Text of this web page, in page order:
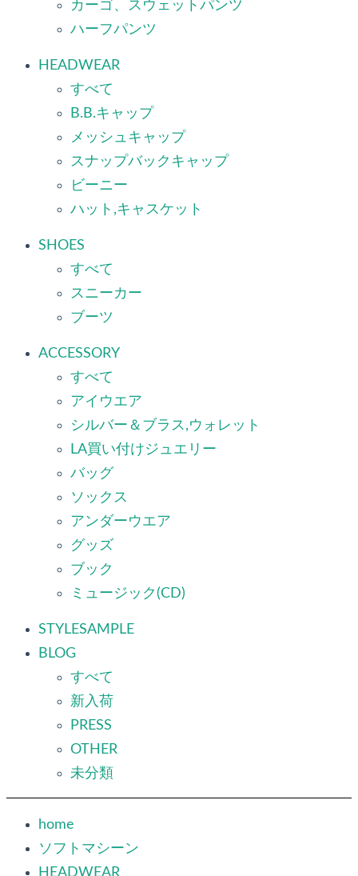
カーゴ、スウェットパンツ
ハーフパンツ
HEADWEAR
すべて
B.B.キャップ
メッシュキャップ
スナップバックキャップ
ビーニー
ハット,キャスケット
SHOES
すべて
スニーカー
ブーツ
ACCESSORY
すべて
アイウエア
シルバー＆ブラス,ウォレット
LA買い付けジュエリー
バッグ
ソックス
アンダーウエア
グッズ
ブック
ミュージック(CD)
STYLESAMPLE
BLOG
すべて
新入荷
PRESS
OTHER
未分類
home
ソフトマシーン
HEADWEAR